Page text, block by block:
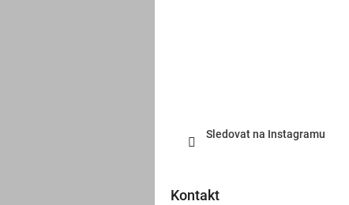
Sledovat na Instagramu
Kontakt